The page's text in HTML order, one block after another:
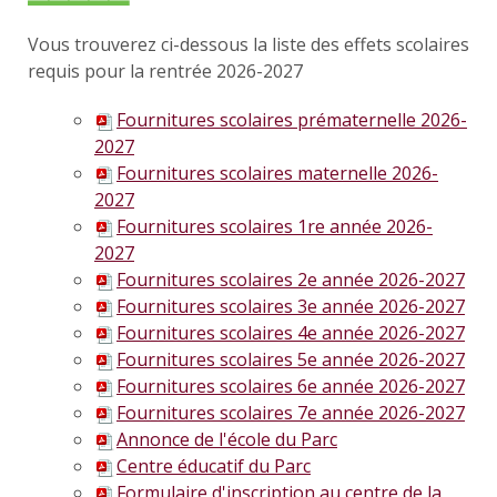
Vous trouverez ci-dessous la liste des effets scolaires
requis pour la rentrée 2026-2027
Fournitures scolaires prématernelle 2026-
2027
Fournitures scolaires maternelle 2026-
2027
Fournitures scolaires 1re année 2026-
2027
Fournitures scolaires 2e année 2026-2027
Fournitures scolaires 3e année 2026-2027
Fournitures scolaires 4e année 2026-2027
Fournitures scolaires 5e année 2026-2027
Fournitures scolaires 6e année 2026-2027
Fournitures scolaires 7e année 2026-2027
Annonce de l'école du Parc
Centre éducatif du Parc